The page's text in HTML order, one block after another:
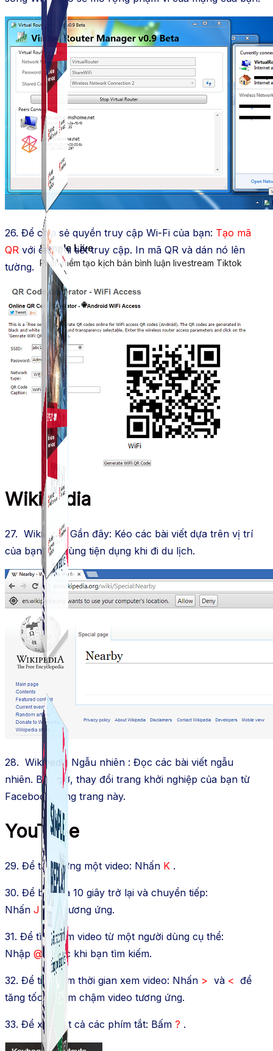
Simple Live
Phần mềm tạo kịch bản bình luận livestream Tiktok
Simple Replay
App ghi hình tự động quy trình đóng gói hàng hoá
Shopee, Lazada, Tiktokshop
Simple Instagram
Phần mềm gửi follow, nhắn tin, nuôi nick Instagram.
Simple Live
Phần mềm tạo kịch bản bình luận livestream Tiktok
26. Để chia sẻ quyền truy cập Wi-Fi của bạn: Tạo mã
QR với các chi tiết truy cập. In mã QR và dán nó lên
tường.
Wikipedia
27. Wikipedia Gần đây: Kéo các bài viết dựa trên vị trí
của bạn. Vô cùng tiện dụng khi đi du lịch.
28. Wikipedia Ngẫu nhiên : Đọc các bài viết ngẫu
nhiên. Bây giờ, thay đổi trang khởi nghiệp của bạn từ
Facebook sang trang này.
YouTube
29. Để tạm dừng một video: Nhấn K .
30. Để bỏ qua 10 giây trở lại và chuyển tiếp:
Nhấn J và tương ứng.
31. Để tìm kiếm video từ một người dùng cụ thể:
Nhập @ trước khi bạn tìm kiếm.
32. Để tiết kiệm thời gian xem video: Nhấn > và < để
tăng tốc và làm chậm video tương ứng.
33. Để xem tất cả các phím tắt: Bấm ? .